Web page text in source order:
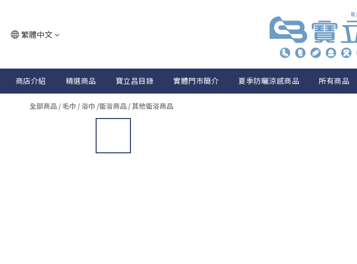
繁體中文
商店介紹 精選商品 寶立昌目錄 實體門市簡介 夏季防曬涼感商品 所有商品
全部商品 /毛巾 / 浴巾 /衛浴商品 /其他衛浴商品